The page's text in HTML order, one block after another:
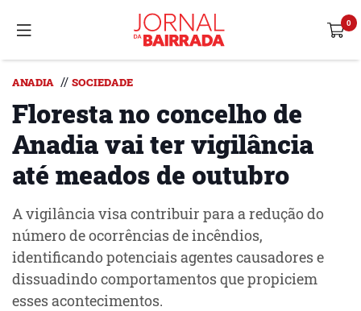
ANADIA // SOCIEDADE
Floresta no concelho de
Anadia vai ter vigilância
até meados de outubro
A vigilância visa contribuir para a redução do
número de ocorrências de incêndios,
identificando potenciais agentes causadores e
dissuadindo comportamentos que propiciem
esses acontecimentos.